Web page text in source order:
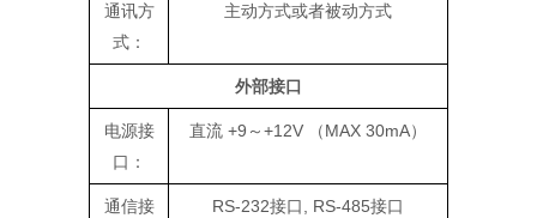
通讯方
式：
主动方式或者被动方式
外部接口
电源接
口：
直流 +9～+12V （MAX 30mA）
通信接
RS-232接口, RS-485接口